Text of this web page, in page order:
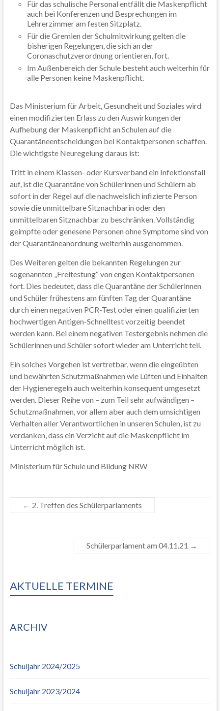
Für das schulische Personal entfällt die Maskenpflicht
auch bei Konferenzen und Besprechungen im
Lehrerzimmer am festen Sitzplatz.
Für die Gremien der Schulmitwirkung gelten die
bisherigen Regelungen, die sich an der
Coronaschutzverordnung orientieren, fort.
Im Außenbereich der Schule besteht auch weiterhin für
alle Personen keine Maskenpflicht.
Das Ministerium für Arbeit, Gesundheit und Soziales wird
einen modifizierten Erlass zu den Auswirkungen der
Aufhebung der Maskenpflicht an Schulen auf die
Quarantäneentscheidungen bei Kontaktpersonen schaffen.
Die wichtigste Neuregelung daraus ist:
Tritt in einem Klassen- oder Kursverband ein Infektionsfall
auf, ist die Quarantäne von Schülerinnen und Schülern ab
sofort in der Regel auf die nachweislich infizierte Person
sowie die unmittelbare Sitznachbarin oder den
unmittelbaren Sitznachbar zu beschränken. Vollständig
geimpfte oder genesene Personen ohne Symptome sind von
der Quarantäneanordnung weiterhin ausgenommen.
Des Weiteren gelten die bekannten Regelungen zur
sogenannten „Freitestung“ von engen Kontaktpersonen
fort. Dies bedeutet, dass die Quarantäne der Schülerinnen
und Schüler frühestens am fünften Tag der Quarantäne
durch einen negativen PCR-Test oder einen qualifizierten
hochwertigen Antigen-Schnelltest vorzeitig beendet
werden kann. Bei einem negativen Testergebnis nehmen die
Schülerinnen und Schüler sofort wieder am Unterricht teil.
Ein solches Vorgehen ist vertretbar, wenn die eingeübten
und bewährten Schutzmaßnahmen wie Lüften und Einhalten
der Hygieneregeln auch weiterhin konsequent umgesetzt
werden. Dieser Reihe von – zum Teil sehr aufwändigen –
Schutzmaßnahmen, vor allem aber auch dem umsichtigen
Verhalten aller Verantwortlichen in unseren Schulen, ist zu
verdanken, dass ein Verzicht auf die Maskenpflicht im
Unterricht möglich ist.
Ministerium für Schule und Bildung NRW
← 2. Treffen des Schülerparlaments
Schülerparlament am 04.11.21 →
AKTUELLE TERMINE
ARCHIV
Schuljahr 2024/2025
Schuljahr 2023/2024